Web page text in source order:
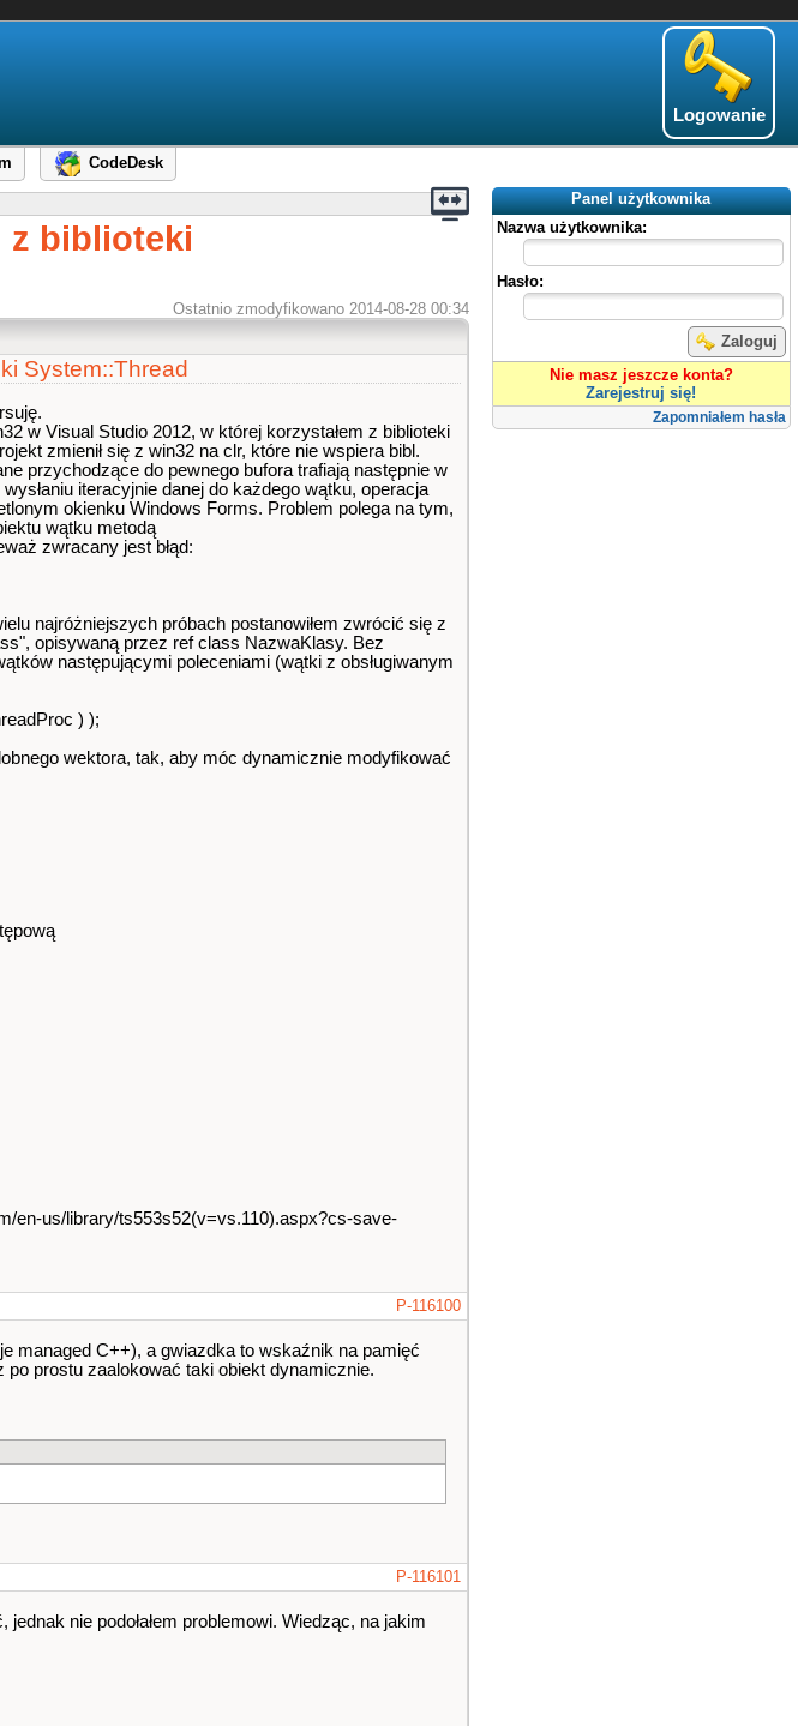
Logowanie
CodeDesk
Panel użytkownika
Nazwa użytkownika:
Hasło:
Zaloguj
Nie masz jeszcze konta?
Zarejestruj się!
Zapomniałem hasła
z biblioteki
Ostatnio zmodyfikowano 2014-08-28 00:34
System::Thread
w Visual Studio 2012, w której korzystałem z biblioteki
zmienił się z win32 na clr, które nie wspiera bibl.
przychodzące do pewnego bufora trafiają następnie w
iteracyjnie danej do każdego wątku, operacja
okienku Windows Forms. Problem polega na tym,
wątku metodą
zwracany jest błąd:
najróżniejszych próbach postanowiłem zwrócić się z
opisywaną przez ref class NazwaKlasy. Bez
następującymi poleceniami (wątki z obsługiwanym
) );
wektora, tak, aby móc dynamicznie modyfikować
en-us/library/ts553s52(v=vs.110).aspx?cs-save-
P-116100
managed C++), a gwiazdka to wskaźnik na pamięć
prostu zaalokować taki obiekt dynamicznie.
P-116101
nie podołałem problemowi. Wiedząc, na jakim